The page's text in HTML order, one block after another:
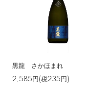
黒龍 さかほまれ
2,585円(税235円)